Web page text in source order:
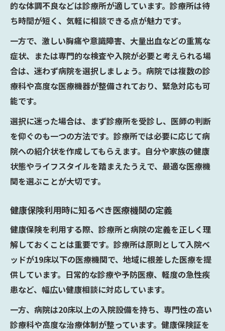
的な体調不良などは診療所が適しています。診療所は待
ち時間が短く、気軽に相談できる点が魅力です。
一方で、激しい胸痛や意識障害、大量出血などの重篤な
症状、または専門的な検査や入院が必要と考えられる場
合は、迷わず病院を選択しましょう。病院では複数の診
療科や高度な医療機器が整備されており、緊急対応も可
能です。
選択に迷った場合は、まず診療所を受診し、医師の判断
を仰ぐのも一つの方法です。診療所では必要に応じて病
院への紹介状を作成してもらえます。自分や家族の健康
状態やライフスタイルを踏まえたうえで、最適な医療機
関を選ぶことが大切です。
健康保険利用時に知るべき医療機関の定義
健康保険を利用する際、診療所と病院の定義を正しく理
解しておくことは重要です。診療所は原則として入院ベ
ッドが19床以下の医療機関で、地域に根差した医療を提
供しています。日常的な診療や予防医療、軽度の急性疾
患など、幅広い健康相談に対応しています。
一方、病院は20床以上の入院設備を持ち、専門性の高い
診療科や高度な治療体制が整っています。健康保険証を